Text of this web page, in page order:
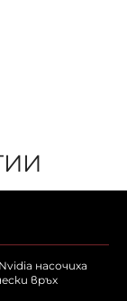
насочиха
връх